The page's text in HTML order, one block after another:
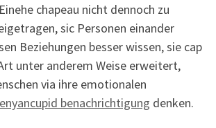
chapeau nicht dennoch zu
sic Personen einander
Beziehungen besser wissen, sie cap
unter anderem Weise erweitert,
via ihre emotionalen
benachrichtigung denken.